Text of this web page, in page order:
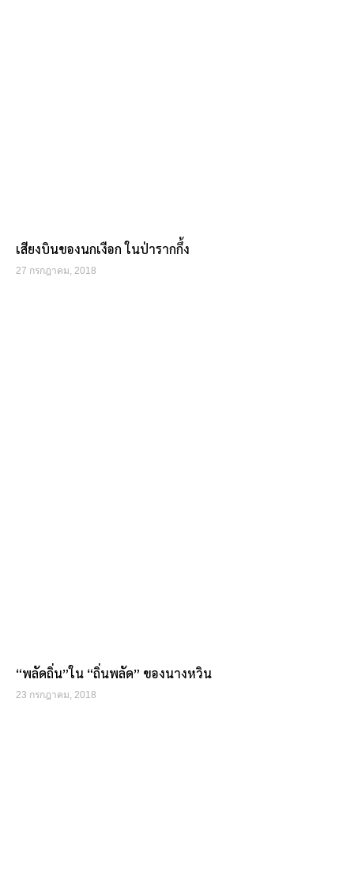
เสียงบินของนกเงือก ในป่ารากกึ้ง
27 กรกฎาคม, 2018
“พลัดถิ่น”ใน “ถิ่นพลัด” ของนางหวิน
23 กรกฎาคม, 2018